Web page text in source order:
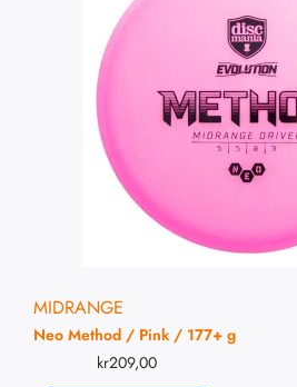
MIDRANGE
Neo Method / Pink / 177+ g
kr209,00